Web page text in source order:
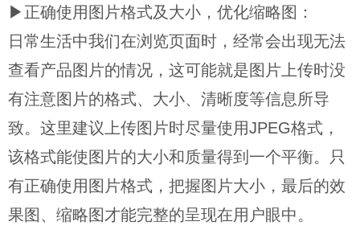
▶正确使用图片格式及大小，优化缩略图：
日常生活中我们在浏览页面时，经常会出现无法
查看产品图片的情况，这可能就是图片上传时没
有注意图片的格式、大小、清晰度等信息所导
致。这里建议上传图片时尽量使用JPEG格式，
该格式能使图片的大小和质量得到一个平衡。只
有正确使用图片格式，把握图片大小，最后的效
果图、缩略图才能完整的呈现在用户眼中。